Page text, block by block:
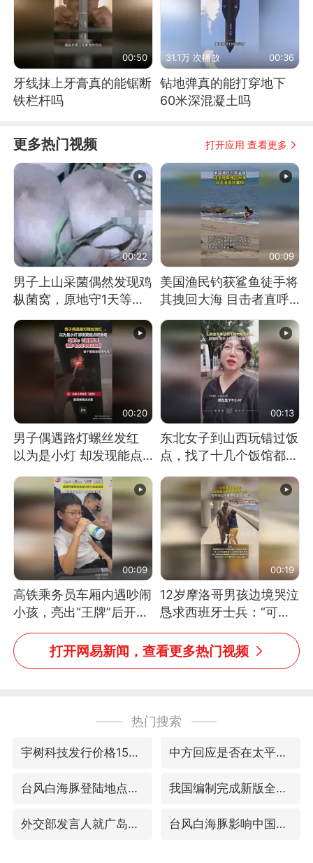
00:50
牙线抹上牙膏真的能锯断
铁栏杆吗
31.1万 次播放 00:36
钻地弹真的能打穿地下
60米深混凝土吗
更多热门视频 打开应用 查看更多
00:22
男子上山采菌偶然发现鸡
枞菌窝，原地守1天等它
长大：挖了140多朵
00:09
美国渔民钓获鲨鱼徒手将
其拽回大海 目击者直呼
震惊 （视频来源：参考
消息）
00:20
男子偶遇路灯螺丝发红
以为是小灯 却发现能点
燃香烟 当事人：已报警
处理
00:13
东北女子到山西玩错过饭
点，找了十几个饭馆都没
开门：午休到几点
00:09
高铁乘务员车厢内遇吵闹
小孩，亮出“王牌”后开启
一键静音
00:19
12岁摩洛哥男孩边境哭泣
恳求西班牙士兵：“可不
可以不要把我遣返回国”
打开网易新闻，查看更多热门视频
热门搜索
宇树科技发行价格150.80元/股 中方回应是否在太平洋海底开采稀土
台风白海豚登陆地点更新 我国编制完成新版全月地质图
外交部发言人就广岛核爆81周年等答记者问 台风白海豚影响中国已成定局